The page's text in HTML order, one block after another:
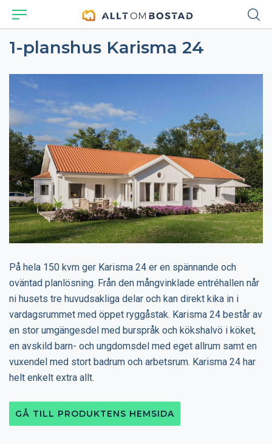
1-planshus Karisma 24
På hela 150 kvm ger Karisma 24 er en spännande och
oväntad planlösning. Från den mångvinklade entréhallen når
ni husets tre huvudsakliga delar och kan direkt kika in i
vardagsrummet med öppet ryggåstak. Karisma 24 består av
en stor umgängesdel med burspråk och kökshalvö i köket,
en avskild barn- och ungdomsdel med eget allrum samt en
vuxendel med stort badrum och arbetsrum. Karisma 24 har
helt enkelt extra allt.
GÅ TILL PRODUKTENS HEMSIDA